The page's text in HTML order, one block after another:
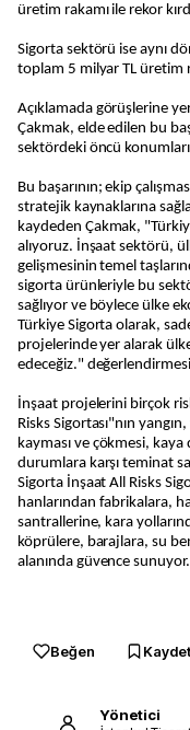
üretim rakamı ile rekor
Sigorta sektörü ise aynı
toplam 5 milyar TL üretim
Açıklamada görüşlerine
Çakmak, elde edilen bu
sektördeki öncü
Bu başarının; ekip
stratejik kaynaklarına
kaydeden Çakmak,
alıyoruz. İnşaat sektörü,
gelişmesinin temel
sigorta ürünleriyle bu
sağlıyor ve böylece ülke
Türkiye Sigorta olarak,
projelerinde yer alarak
edeceğiz."
İnşaat projelerini birçok
Risks Sigortası"nın
kayması ve çökmesi, kaya
durumlara karşı teminat
Sigorta İnşaat All Risks
hanlarından fabrikalara,
santrallerine, kara
köprülere, barajlara, su
alanında güvence
Beğen Kaydet
Yönetici